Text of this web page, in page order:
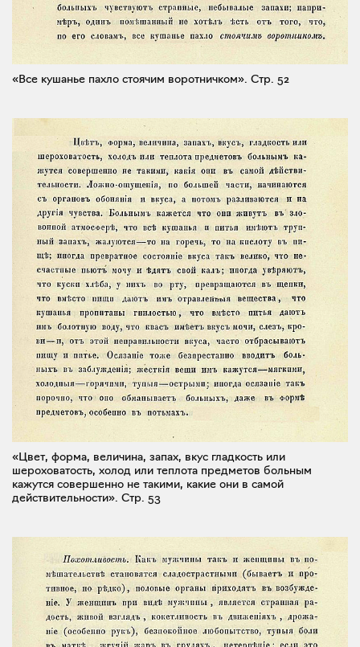
«Все кушанье пахло стоячим воротничком». Стр. 52
«Цвет, форма, величина, запах, вкус гладкость или
шероховатость, холод или теплота предметов больным
кажутся совершенно не такими, какие они в самой
действительности». Стр. 53